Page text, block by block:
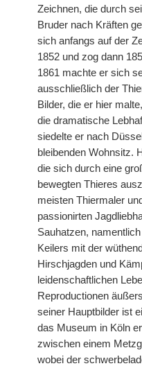
Zeichnen, die durch
Bruder nach Kräften
sich anfangs auf der
1852 und zog dann
1861 machte er sich
ausschließlich der
Bilder, die er hier
die dramatische
siedelte er nach
bleibenden Wohnsitz.
die sich durch eine
bewegten Thieres
meisten Thiermaler
passionirten
Sauhatzen,
Keilers mit der
Hirschjagden und
leidenschaftlichen
Reproductionen
seiner Hauptbilder ist
das Museum in Köln
zwischen einem
wobei der